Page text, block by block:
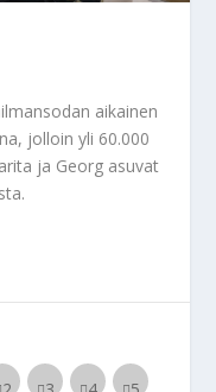
aikainen
jolloin yli 60.000
ja Georg asuvat